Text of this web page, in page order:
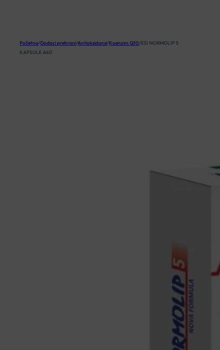
Početna/Dodaci prehrani/Antioksidansi/Koenzim Q10/ESI NORMOLIP 5
KAPSULE A60